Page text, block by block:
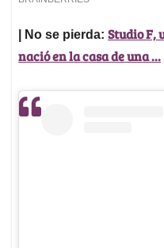
| No se pierda: Studio F,
nació en la casa de una ...